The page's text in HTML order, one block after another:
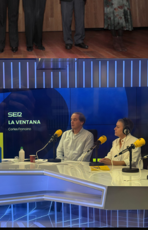
20.000 km de
confesión
Estratègia de comunicació
i PR